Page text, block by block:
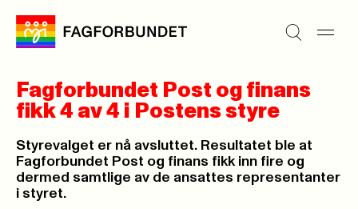
Fagforbundet Post og finans
fikk 4 av 4 i Postens styre
Styrevalget er nå avsluttet. Resultatet ble at
Fagforbundet Post og finans fikk inn fire og
dermed samtlige av de ansattes representanter
i styret.